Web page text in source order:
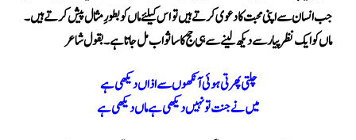
جب انسان سے اپنی محبت کا دعوی کرتے ہیں تو اس کیلئے ماں کو بطورِ مثال پیش کرتے ہیں ۔
ماں کو ایک نظر پیار سے دیکھ لینے سے ہی حج کا سا ثواب مل جاتا ہے۔بقول شاعر
چلتی پھرتی ہوئی آنکھوں سے اذاں دیکھی ہے
میں نے جنت تو نہیں دیکھی ہے ماں دیکھی ہے